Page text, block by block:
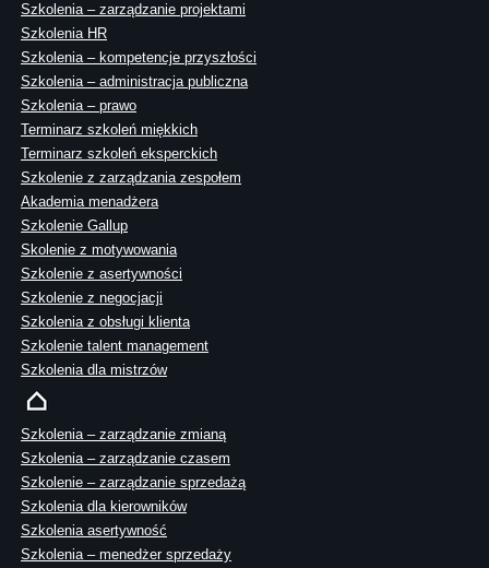
Szkolenia – zarządzanie projektami
Szkolenia HR
Szkolenia – kompetencje przyszłości
Szkolenia – administracja publiczna
Szkolenia – prawo
Terminarz szkoleń miękkich
Terminarz szkoleń eksperckich
Szkolenie z zarządzania zespołem
Akademia menadżera
Szkolenie Gallup
Skolenie z motywowania
Szkolenie z asertywności
Szkolenie z negocjacji
Szkolenia z obsługi klienta
Szkolenie talent management
Szkolenia dla mistrzów
Szkolenia – zarządzanie zmianą
Szkolenia – zarządzanie czasem
Szkolenie – zarządzanie sprzedażą
Szkolenia dla kierowników
Szkolenia asertywność
Szkolenia – menedżer sprzedaży